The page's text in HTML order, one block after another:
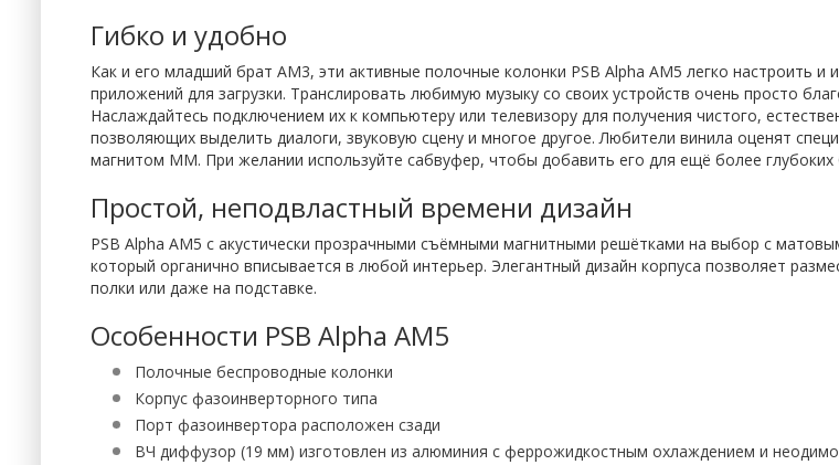
Гибко и удобно
Как и его младший брат AM3, эти активные полочные колонки PSB Alpha AM5 легко настроить
приложений для загрузки. Транслировать любимую музыку со своих устройств очень просто
Наслаждайтесь подключением их к компьютеру или телевизору для получения чистого,
позволяющих выделить диалоги, звуковую сцену и многое другое. Любители винила оценят
магнитом MM. При желании используйте сабвуфер, чтобы добавить его для ещё более глубоких
Простой, неподвластный времени дизайн
PSB Alpha AM5 с акустически прозрачными съёмными магнитными решётками на выбор с
который органично вписывается в любой интерьер. Элегантный дизайн корпуса позволяет
полки или даже на подставке.
Особенности PSB Alpha AM5
Полочные беспроводные колонки
Корпус фазоинверторного типа
Порт фазоинвертора расположен сзади
ВЧ диффузор (19 мм) изготовлен из алюминия с феррожидкостным охлаждением и